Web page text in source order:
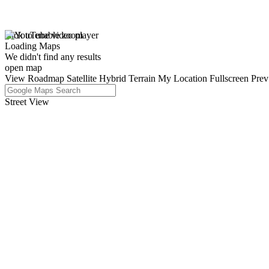
click to enable zoom
Loading Maps
We didn't find any results
open map
View Roadmap Satellite Hybrid Terrain My Location Fullscreen Prev
Street View